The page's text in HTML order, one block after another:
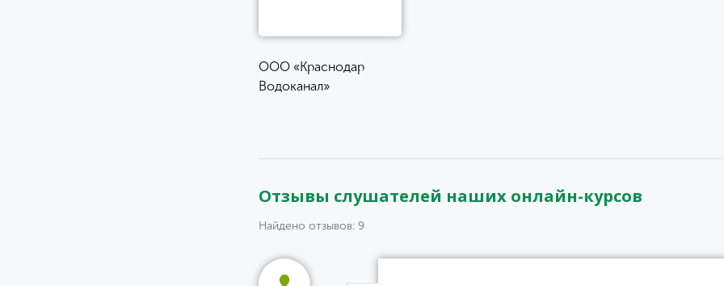
ООО «Краснодар
Водоканал»
Отзывы слушателей наших онлайн-курсов
Найдено отзывов: 9